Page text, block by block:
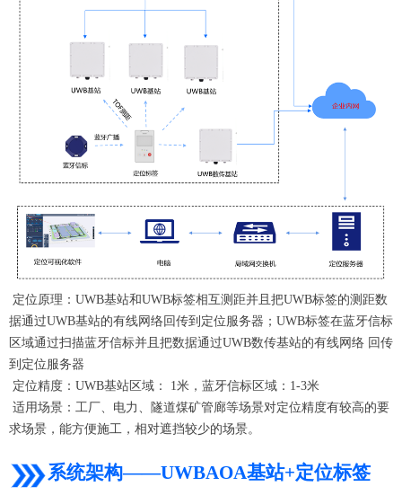
定位原理：UWB基站和UWB标签相互测距并且把UWB标签的测距数
据通过UWB基站的有线网络回传到定位服务器；UWB标签在蓝牙信标
区域通过扫描蓝牙信标并且把数据通过UWB数传基站的有线网络 回传
到定位服务器
定位精度：UWB基站区域： 1米，蓝牙信标区域：1-3米
适用场景：工厂、电力、隧道煤矿管廊等场景对定位精度有较高的要
求场景，能方便施工，相对遮挡较少的场景。
系统架构——UWBAOA基站+定位标签